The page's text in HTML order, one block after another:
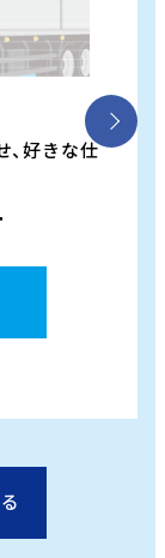
、好きな仕